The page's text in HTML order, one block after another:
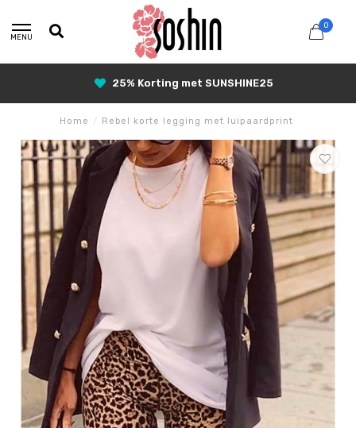
MENU
0
25% Korting met SUNSHINE25
Home / Rebel korte legging met luipaardprint